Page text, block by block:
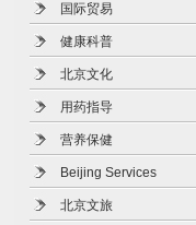
国际贸易
健康科普
北京文化
用药指导
营养保健
Beijing Services
北京文旅